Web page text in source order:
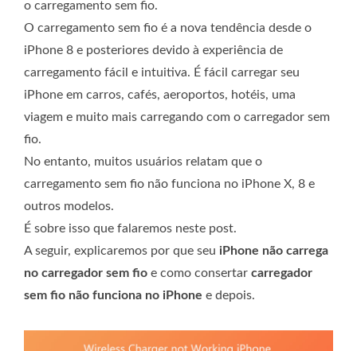
o carregamento sem fio.
O carregamento sem fio é a nova tendência desde o
iPhone 8 e posteriores devido à experiência de
carregamento fácil e intuitiva. É fácil carregar seu
iPhone em carros, cafés, aeroportos, hotéis, uma
viagem e muito mais carregando com o carregador sem
fio.
No entanto, muitos usuários relatam que o
carregamento sem fio não funciona no iPhone X, 8 e
outros modelos.
É sobre isso que falaremos neste post.
A seguir, explicaremos por que seu iPhone não carrega
no carregador sem fio e como consertar carregador
sem fio não funciona no iPhone e depois.